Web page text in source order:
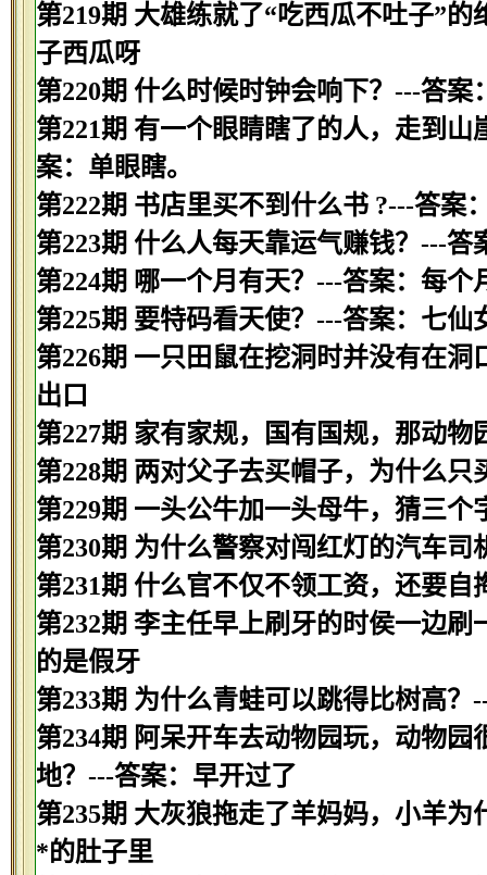
第219期 大雄练就了“吃西瓜不吐子”
子西瓜呀
第220期 什么时候时钟会响下？---答案
第221期 有一个眼睛瞎了的人，走到
案：单眼瞎。
第222期 书店里买不到什么书 ?---答案
第223期 什么人每天靠运气赚钱？---答
第224期 哪一个月有天？---答案：每个
第225期 要特码看天使？---答案：七仙
第226期 一只田鼠在挖洞时并没有在
出口
第227期 家有家规，国有国规，那动
第228期 两对父子去买帽子，为什么
第229期 一头公牛加一头母牛，猜三个
第230期 为什么警察对闯红灯的汽车
第231期 什么官不仅不领工资，还要自
第232期 李主任早上刷牙的时侯一边
的是假牙
第233期 为什么青蛙可以跳得比树高？
第234期 阿呆开车去动物园玩，动物
地？---答案：早开过了
第235期 大灰狼拖走了羊妈妈，小羊
*的肚子里